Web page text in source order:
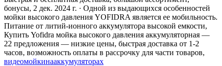
бонусы, 2 дек. 2024 г. · Одной из выдающихся особенностей
мойки высокого давления YOFIDRA является ее мобильность.
Питание от литий-ионного аккумулятора высокой емкости,
Купить Yofidra мойка высокого давления аккумуляторная —
22 предложения — низкие цены, быстрая доставка от 1-2
часов, возможность оплаты в рассрочку для части товаров,
видеомойкинааккумуляторах